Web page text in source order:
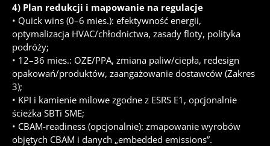
4) Plan redukcji i mapowanie na regulacje
• Quick wins (0–6 mies.): efektywność energii,
optymalizacja HVAC/chłodnictwa, zasady floty, polityka
podróży;
• 12–36 mies.: OZE/PPA, zmiana paliw/ciepła, redesign
opakowań/produktów, zaangażowanie dostawców (Zakres
3);
• KPI i kamienie milowe zgodne z ESRS E1, opcjonalnie
ścieżka SBTi SME;
• CBAM-readiness (opcjonalnie): zmapowanie wyrobów
objętych CBAM i danych „embedded emissions”.